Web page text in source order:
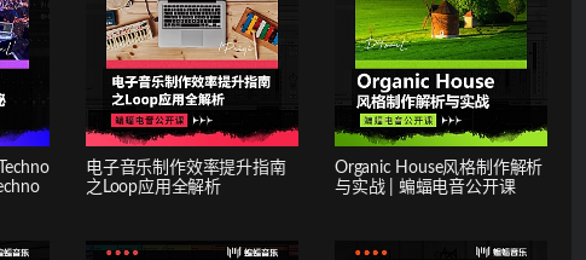
电子音乐制作效率提升指南
之Loop应用全解析
Organic House风格制作解析
与实战 | 蝙蝠电音公开课